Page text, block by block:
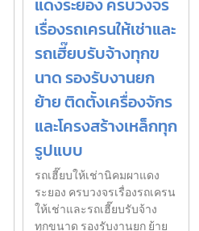
แดงระยอง ครบวงจร
เรื่องรถเครนให้เช่าและ
รถเฮี๊ยบรับจ้างทุกข
นาด รองรับงานยก
ย้าย ติดตั้งเครื่องจักร
และโครงสร้างเหล็กทุก
รูปแบบ
รถเฮี๊ยบให้เช่านิคมผาแดง
ระยอง ครบวงจรเรื่องรถเครน
ให้เช่าและรถเฮี๊ยบรับจ้าง
ทุกขนาด รองรับงานยก ย้าย